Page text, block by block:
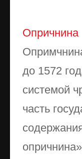
Опричнина
до 1572
системой
часть